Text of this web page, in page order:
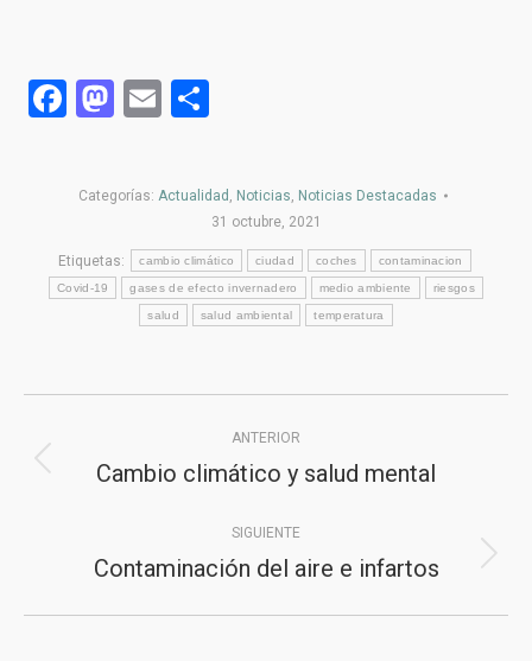
Facebook
Mastodon
Email
Categorías: Actualidad , Noticias, Noticias Destacadas
31 octubre, 2021
Etiquetas: cambio climático ciudad coches contaminacion
Covid-19 gases de efecto invernadero medio ambiente riesgos
salud salud ambiental temperatura
Navegación
entre
publicaciones
ANTERIOR
Publicación
Cambio climático y salud mental
SIGUIENTE
Publicación
Contaminación del aire e infartos